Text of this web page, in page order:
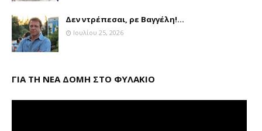
Δεν ντρέπεσαι, ρε Βαγγέλη!...
Ιουλίου 25, 2026
ΓΙΑ ΤΗ ΝΕΑ ΔΟΜΗ ΣΤΟ ΦΥΛΑΚΙΟ